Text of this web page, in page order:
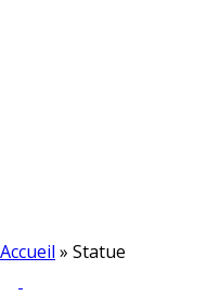
Accueil » Statue